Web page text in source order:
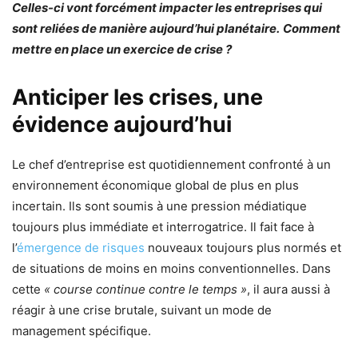
Celles-ci vont forcément impacter les entreprises qui
sont reliées de manière aujourd’hui planétaire. Comment
mettre en place un exercice de crise ?
Anticiper les crises, une
évidence aujourd’hui
Le chef d’entreprise est quotidiennement confronté à un
environnement économique global de plus en plus
incertain. Ils sont soumis à une pression médiatique
toujours plus immédiate et interrogatrice. Il fait face à
l’émergence de risques nouveaux toujours plus normés et
de situations de moins en moins conventionnelles. Dans
cette « course continue contre le temps », il aura aussi à
réagir à une crise brutale, suivant un mode de
management spécifique.